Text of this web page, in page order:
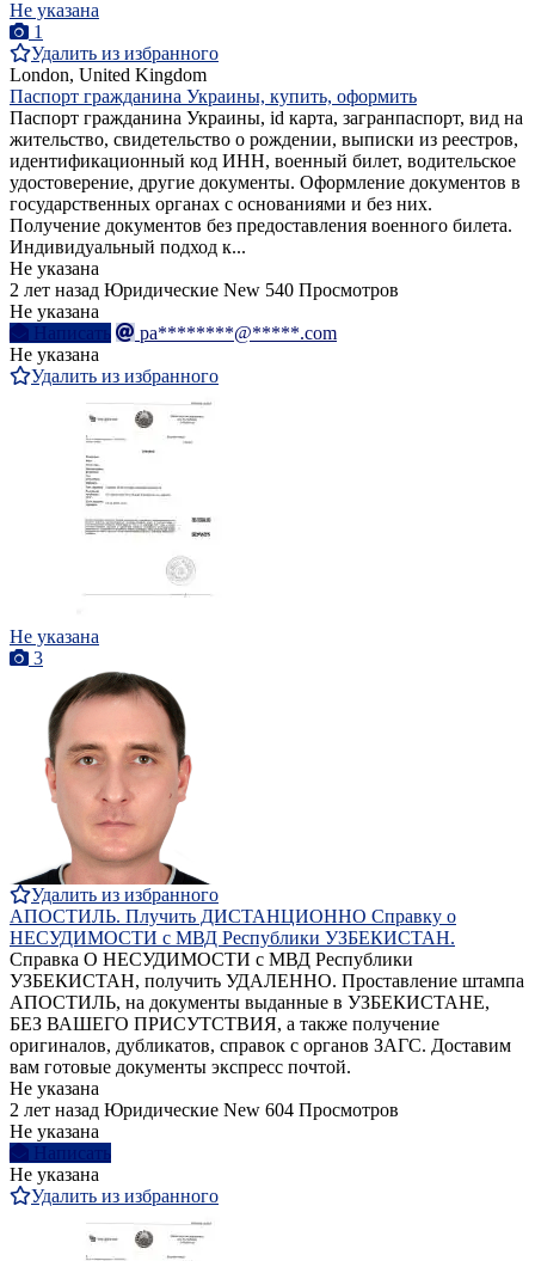
Не указана
1
Удалить из избранного
London, United Kingdom
Паспорт гражданина Украины, купить, оформить
Паспорт гражданина Украины, id карта, загранпаспорт, вид на
жительство, свидетельство о рождении, выписки из реестров,
идентификационный код ИНН, военный билет, водительское
удостоверение, другие документы. Оформление документов в
государственных органах с основаниями и без них.
Получение документов без предоставления военного билета.
Индивидуальный подход к...
Не указана
2 лет назад Юридические New 540 Просмотров
Не указана
Написать
pa********@*****.com
Не указана
Удалить из избранного
Не указана
3
Удалить из избранного
АПОСТИЛЬ. Плучить ДИСТАНЦИОННО Справку о
НЕСУДИМОСТИ с МВД Республики УЗБЕКИСТАН.
Справка О НЕСУДИМОСТИ с МВД Республики
УЗБЕКИСТАН, получить УДАЛЕННО. Проставление штампа
АПОСТИЛЬ, на документы выданные в УЗБЕКИСТАНЕ,
БЕЗ ВАШЕГО ПРИСУТСТВИЯ, а также получение
оригиналов, дубликатов, справок с органов ЗАГС. Доставим
вам готовые документы экспресс почтой.
Не указана
2 лет назад Юридические New 604 Просмотров
Не указана
Написать
Не указана
Удалить из избранного